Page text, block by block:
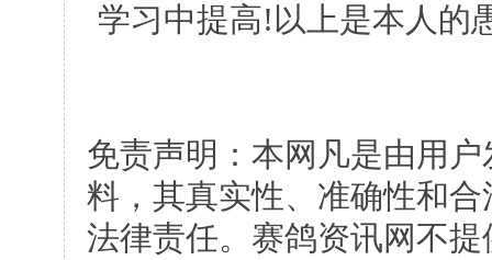
学习中提高!以上是本人的
免责声明：本网凡是由用
料，其真实性、准确性和
法律责任。赛鸽资讯网不